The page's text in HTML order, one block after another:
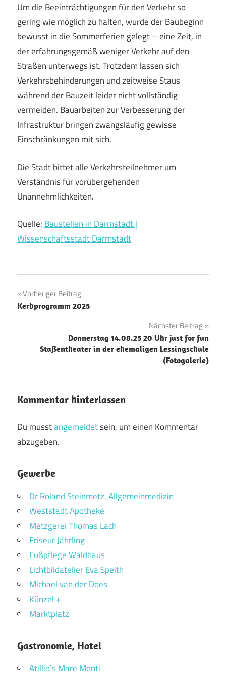
Um die Beeinträchtigungen für den Verkehr so
gering wie möglich zu halten, wurde der Baubeginn
bewusst in die Sommerferien gelegt – eine Zeit, in
der erfahrungsgemäß weniger Verkehr auf den
Straßen unterwegs ist. Trotzdem lassen sich
Verkehrsbehinderungen und zeitweise Staus
während der Bauzeit leider nicht vollständig
vermeiden. Bauarbeiten zur Verbesserung der
Infrastruktur bringen zwangsläufig gewisse
Einschränkungen mit sich.
Die Stadt bittet alle Verkehrsteilnehmer um
Verständnis für vorübergehenden
Unannehmlichkeiten.
Quelle:Baustellen in Darmstadt |
Wissenschaftsstadt Darmstadt
Beitragsnavigation
Vorheriger Beitrag
Kerbprogramm 2025
Nächster Beitrag
Donnerstag 14.08.25 20 Uhr just for fun
Staßentheater in der ehemaligen Lessingschule
(Fotogalerie)
Kommentar hinterlassen
Du musstangemeldetsein, um einen Kommentar
abzugeben.
Gewerbe
Dr Roland Steinmetz, Allgemeinmedizin
Weststadt Apotheke
Metzgerei Thomas Lach
Friseur Jährling
Fußpflege Waldhaus
Lichtbildatelier Eva Speith
Michael van der Does
Künzel +
Marktplatz
Gastronomie, Hotel
Atillio`s Mare Monti